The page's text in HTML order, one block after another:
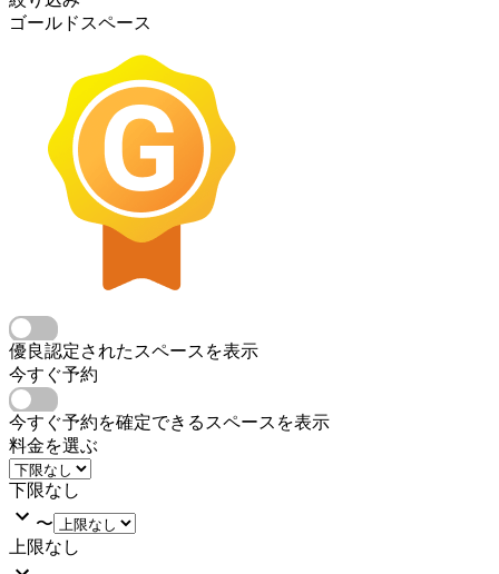
ゴールドスペース
優良認定されたスペースを表示
今すぐ予約
今すぐ予約を確定できるスペースを表示
料金を選ぶ
下限なし
〜
上限なし